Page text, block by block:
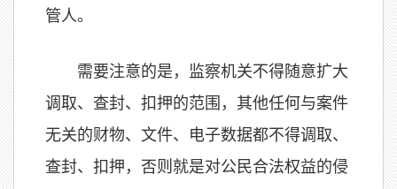
管人。
需要注意的是，监察机关不得随意扩大
调取、查封、扣押的范围，其他任何与案件
无关的财物、文件、电子数据都不得调取、
查封、扣押，否则就是对公民合法权益的侵